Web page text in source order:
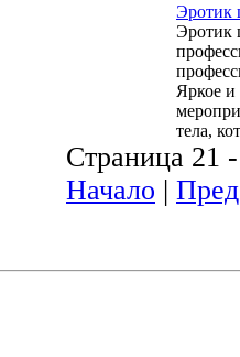
Эротик
Эротик
Яркое и
тела,
Страница 21
Начало |